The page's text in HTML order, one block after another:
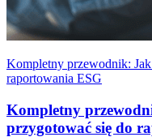
Kompletny przewodnik:
raportowania ESG
Kompletny
przygotować się do